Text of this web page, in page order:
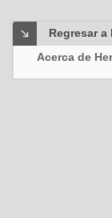
Regresar
Acerca de